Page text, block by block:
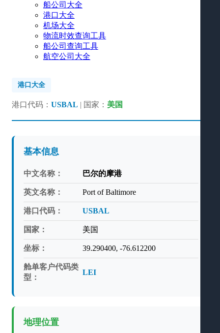
船公司大全
港口大全
机场大全
物流时效查询工具
船公司查询工具
航空公司大全
港口大全
港口代码： USBAL | 国家： 美国
基本信息
中文名称： 巴尔的摩港
英文名称： Port of Baltimore
港口代码： USBAL
国家： 美国
坐标： 39.290400, -76.612200
舱单客户代码类
型：
LEI
地理位置